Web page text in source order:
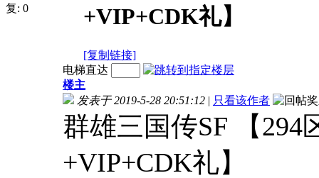
复: 0
+VIP+CDK礼】
[复制链接]
电梯直达
楼主
发表于 2019-5-28 20:51:12 | 只看该作者
群雄三国传SF 【294
+VIP+CDK礼】